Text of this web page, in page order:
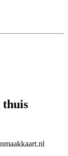
thuis